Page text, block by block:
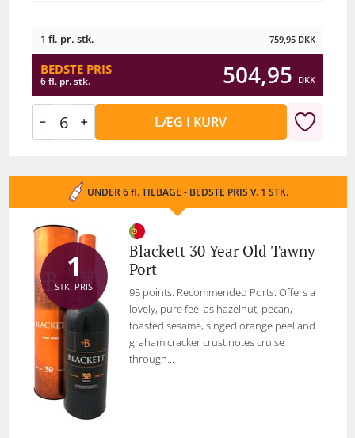
1 fl. pr. stk. 759,95 DKK
BEDSTE PRIS
6 fl. pr. stk. 504,95 DKK
LÆG I KURV
UNDER 6 fl. TILBAGE - BEDSTE PRIS V. 1 STK.
1
STK. PRIS
Blackett 30 Year Old Tawny
Port
95 points. Recommended Ports: Offers a
lovely, pure feel as hazelnut, pecan,
toasted sesame, singed orange peel and
graham cracker crust notes cruise
through...